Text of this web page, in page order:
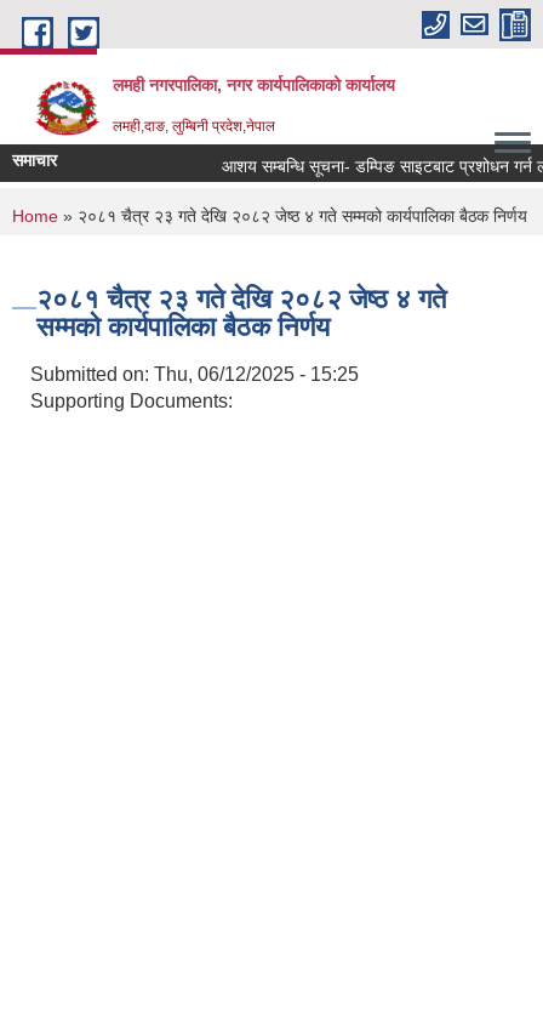
Skip to main content
लमही नगरपालिका, नगर कार्यपालिकाको कार्यालय
लमही,दाङ, लुम्बिनी प्रदेश,नेपाल
समाचार आशय सम्बन्धि सूचना- डम्पिङ साइटबाट प्रशोधन गर्न
You are here
Home » २०८१ चैत्र २३ गते देखि २०८२ जेष्ठ ४ गते सम्मको कार्यपालिका बैठक निर्णय
२०८१ चैत्र २३ गते देखि २०८२ जेष्ठ ४ गते
सम्मको कार्यपालिका बैठक निर्णय
Submitted on: Thu, 06/12/2025 - 15:25
Supporting Documents: